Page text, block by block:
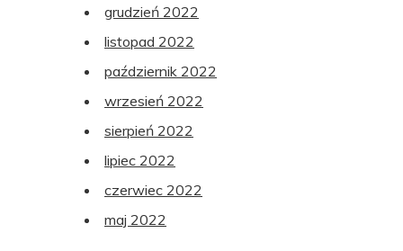
grudzień 2022
listopad 2022
październik 2022
wrzesień 2022
sierpień 2022
lipiec 2022
czerwiec 2022
maj 2022